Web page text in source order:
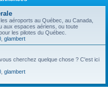
aéroports au Québec, au Canada,
aux espaces aériens, ou toute
les pilotes du Québec.
glambert
cherchez quelque chose ? C'est ici
glambert